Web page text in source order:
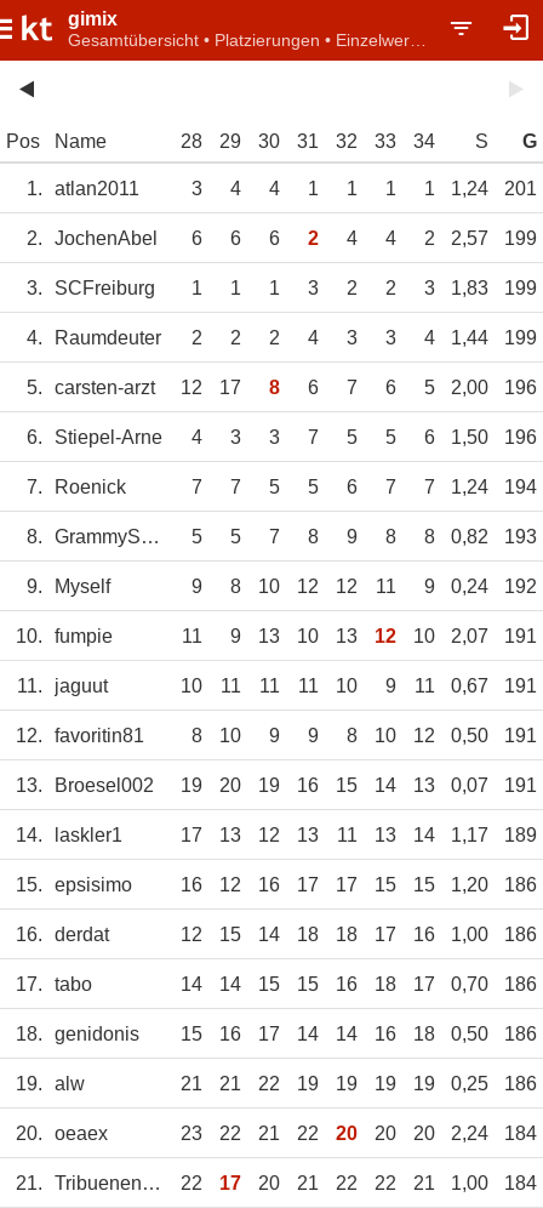
gimix
Pos Name 28 29 30 31 32 33 34 S G
1. atlan2011 3 4 4 1 1 1 1 1,24 201
2. JochenAbel 6 6 6 2 4 4 2 2,57 199
3. SCFreiburg 1 1 1 3 2 2 3 1,83 199
4. Raumdeuter 2 2 2 4 3 3 4 1,44 199
5. carsten-arzt 12 17 8 6 7 6 5 2,00 196
6. Stiepel-Arne 4 3 3 7 5 5 6 1,50 196
7. Roenick 7 7 5 5 6 7 7 1,24 194
8. GrammySmith 5 5 7 8 9 8 8 0,82 193
9. Myself 9 8 10 12 12 11 9 0,24 192
10. fumpie 11 9 13 10 13 12 10 2,07 191
11. jaguut 10 11 11 11 10 9 11 0,67 191
12. favoritin81 8 10 9 9 8 10 12 0,50 191
13. Broesel002 19 20 19 16 15 14 13 0,07 191
14. laskler1 17 13 12 13 11 13 14 1,17 189
15. epsisimo 16 12 16 17 17 15 15 1,20 186
16. derdat 12 15 14 18 18 17 16 1,00 186
17. tabo 14 14 15 15 16 18 17 0,70 186
18. genidonis 15 16 17 14 14 16 18 0,50 186
19. alw 21 21 22 19 19 19 19 0,25 186
20. oeaex 23 22 21 22 20 20 20 2,24 184
21. Tribuenenadler 22 17 20 21 22 22 21 1,00 184